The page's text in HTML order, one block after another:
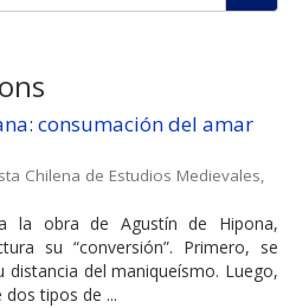
consumación del amar
Chilena de Estudios Medievales,
la obra de Agustín de Hipona,
su “conversión”. Primero, se
del maniqueísmo. Luego,
tipos de ...